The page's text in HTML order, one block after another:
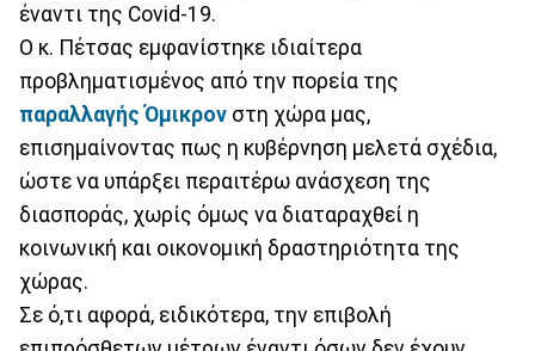
έναντι της Covid-19.
Ο κ. Πέτσας εμφανίστηκε ιδιαίτερα
προβληματισμένος από την πορεία της
παραλλαγής Όμικρον στη χώρα μας,
επισημαίνοντας πως η κυβέρνηση μελετά σχέδια,
ώστε να υπάρξει περαιτέρω ανάσχεση της
διασποράς, χωρίς όμως να διαταραχθεί η
κοινωνική και οικονομική δραστηριότητα της
χώρας.
Σε ό,τι αφορά, ειδικότερα, την επιβολή